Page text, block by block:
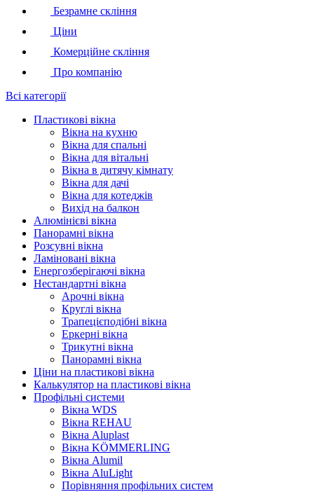
Безрамне скління
Ціни
Комерційне скління
Про компанію
Всі категорії
Пластикові вікна
Вікна на кухню
Вікна для спальні
Вікна для вітальні
Вікна в дитячу кімнату
Вікна для дачі
Вікна для котеджів
Вихід на балкон
Алюмінієві вікна
Панорамні вікна
Розсувні вікна
Ламіновані вікна
Енергозберігаючі вікна
Нестандартні вікна
Арочні вікна
Круглі вікна
Трапецієподібні вікна
Еркерні вікна
Трикутні вікна
Панорамні вікна
Ціни на пластикові вікна
Калькулятор на пластикові вікна
Профільні системи
Вікна WDS
Вікна REHAU
Вікна Aluplast
Вікна KÖMMERLING
Вікна Alumil
Вікна AluLight
Порівняння профільних систем